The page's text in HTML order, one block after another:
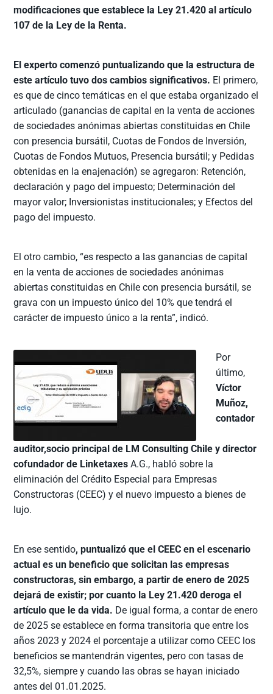
modificaciones que establece la Ley 21.420 al artículo
107 de la Ley de la Renta.
El experto comenzó puntualizando que la estructura de
este artículo tuvo dos cambios significativos. El primero,
es que de cinco temáticas en el que estaba organizado el
articulado (ganancias de capital en la venta de acciones
de sociedades anónimas abiertas constituidas en Chile
con presencia bursátil, Cuotas de Fondos de Inversión,
Cuotas de Fondos Mutuos, Presencia bursátil; y Pedidas
obtenidas en la enajenación) se agregaron: Retención,
declaración y pago del impuesto; Determinación del
mayor valor; Inversionistas institucionales; y Efectos del
pago del impuesto.
El otro cambio, “es respecto a las ganancias de capital
en la venta de acciones de sociedades anónimas
abiertas constituidas en Chile con presencia bursátil, se
grava con un impuesto único del 10% que tendrá el
carácter de impuesto único a la renta”, indicó.
Por
último,
Víctor
Muñoz,
contador
auditor,socio principal de LM Consulting Chile y director
cofundador de Linketaxes A.G., habló sobre la
eliminación del Crédito Especial para Empresas
Constructoras (CEEC) y el nuevo impuesto a bienes de
lujo.
En ese sentido, puntualizó que el CEEC en el escenario
actual es un beneficio que solicitan las empresas
constructoras, sin embargo, a partir de enero de 2025
dejará de existir; por cuanto la Ley 21.420 deroga el
artículo que le da vida. De igual forma, a contar de enero
de 2025 se establece en forma transitoria que entre los
años 2023 y 2024 el porcentaje a utilizar como CEEC los
beneficios se mantendrán vigentes, pero con tasas de
32,5%, ​siempre y cuando ​las obras se hayan iniciado
antes del 01.01.2025.